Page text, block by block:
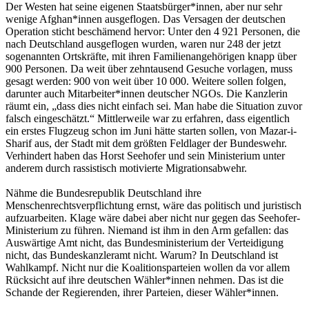
Der Westen hat seine eigenen Staatsbürger*innen, aber nur sehr
wenige Afghan*innen ausgeflogen. Das Versagen der deutschen
Operation sticht beschämend hervor: Unter den 4 921 Personen, die
nach Deutschland ausgeflogen wurden, waren nur 248 der jetzt
sogenannten Ortskräfte, mit ihren Familienangehörigen knapp über
900 Personen. Da weit über zehntausend Gesuche vorlagen, muss
gesagt werden: 900 von weit über 10 000. Weitere sollen folgen,
darunter auch Mitarbeiter*innen deutscher NGOs. Die Kanzlerin
räumt ein, „dass dies nicht einfach sei. Man habe die Situation zuvor
falsch eingeschätzt.“ Mittlerweile war zu erfahren, dass eigentlich
ein erstes Flugzeug schon im Juni hätte starten sollen, von Mazar-i-
Sharif aus, der Stadt mit dem größten Feldlager der Bundeswehr.
Verhindert haben das Horst Seehofer und sein Ministerium unter
anderem durch rassistisch motivierte Migrationsabwehr.
Nähme die Bundesrepublik Deutschland ihre
Menschenrechtsverpflichtung ernst, wäre das politisch und juristisch
aufzuarbeiten. Klage wäre dabei aber nicht nur gegen das Seehofer-
Ministerium zu führen. Niemand ist ihm in den Arm gefallen: das
Auswärtige Amt nicht, das Bundesministerium der Verteidigung
nicht, das Bundeskanzleramt nicht. Warum? In Deutschland ist
Wahlkampf. Nicht nur die Koalitionsparteien wollen da vor allem
Rücksicht auf ihre deutschen Wähler*innen nehmen. Das ist die
Schande der Regierenden, ihrer Parteien, dieser Wähler*innen.